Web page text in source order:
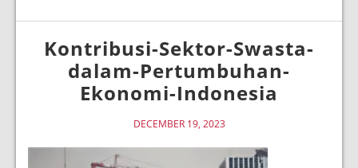
Kontribusi-Sektor-Swasta-
dalam-Pertumbuhan-
Ekonomi-Indonesia
DECEMBER 19, 2023